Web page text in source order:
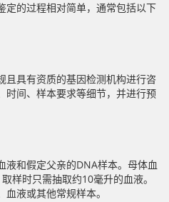
的过程相对简单，通常包括以下
具有资质的基因检测机构进行咨
时间、样本要求等细节，并进行预
和假定父亲的DNA样本。母体血
样时只需抽取约10毫升的血液。
液或其他常规样本。